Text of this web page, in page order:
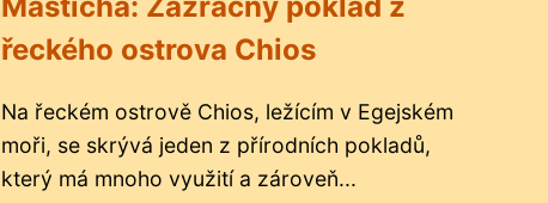
řeckého ostrova Chios
Na řeckém ostrově Chios, ležícím v Egejském
moři, se skrývá jeden z přírodních pokladů,
který má mnoho využití a zároveň...